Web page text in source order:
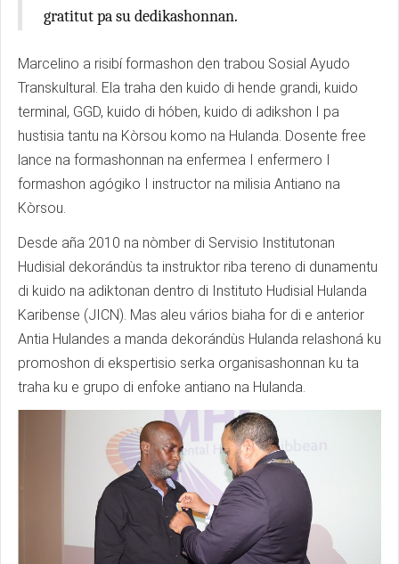
gratitut pa su dedikashonnan.
Marcelino a risibí formashon den trabou Sosial Ayudo
Transkultural. Ela traha den kuido di hende grandi, kuido
terminal, GGD, kuido di hóben, kuido di adikshon I pa
hustisia tantu na Kòrsou komo na Hulanda. Dosente free
lance na formashonnan na enfermea I enfermero I
formashon agógiko I instructor na milisia Antiano na
Kòrsou.
Desde aña 2010 na nòmber di Servisio Institutonan
Hudisial dekorándùs ta instruktor riba tereno di dunamentu
di kuido na adiktonan dentro di Instituto Hudisial Hulanda
Karibense (JICN). Mas aleu vários biaha for di e anterior
Antia Hulandes a manda dekorándùs Hulanda relashoná ku
promoshon di ekspertisio serka organisashonnan ku ta
traha ku e grupo di enfoke antiano na Hulanda.